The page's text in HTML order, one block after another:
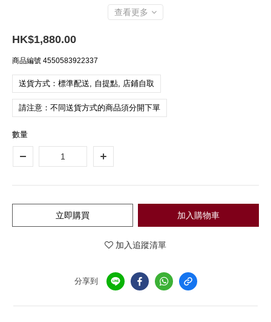
查看更多
HK$1,880.00
商品編號 4550583922337
送貨方式：標準配送, 自提點, 店鋪自取
請注意：不同送貨方式的商品須分開下單
數量
加入購物車
立即購買
加入追蹤清單
分享到